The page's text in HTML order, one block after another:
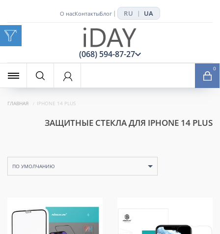
x
О насКонтактыБлог | RU | UA
(068) 594-87-27
0
ГЛАВНАЯ IPHONE 14 PLUS
ЗАЩИТНЫЕ СТЕКЛА ДЛЯ IPHONE 14 PLUS
ПО УМОЛЧАНИЮ